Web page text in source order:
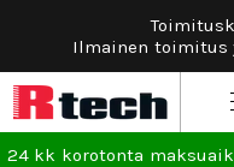
Ilmainen toimitus
24 kk korotonta